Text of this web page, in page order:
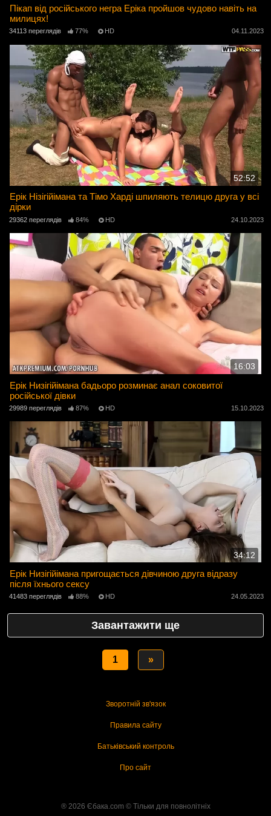
Пікап від російського негра Еріка пройшов чудово навіть на
милицях!
34113 переглядів 77% HD 04.11.2023
52:52
Ерік Нізігійімана та Тімо Харді шпиляють телицю друга у всі
дірки
29362 переглядів 84% HD 24.10.2023
16:03
Ерік Низігійімана бадьоро розминає анал соковитої
російської дівки
29989 переглядів 87% HD 15.10.2023
34:12
Ерік Низігійімана пригощається дівчиною друга відразу
після їхнього сексу
41483 переглядів 88% HD 24.05.2023
Завантажити ще
1 »
Зворотній зв'язок
Правила сайту
Батьківський контроль
Про сайт
® 2026 Єбака.com ©️ Тільки для повнолітніх